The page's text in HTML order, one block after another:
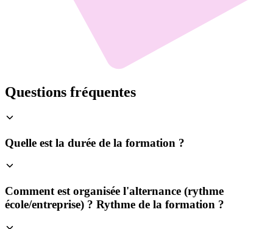
Questions fréquentes
Quelle est la durée de la formation ?
Comment est organisée l'alternance (rythme
école/entreprise) ? Rythme de la formation ?